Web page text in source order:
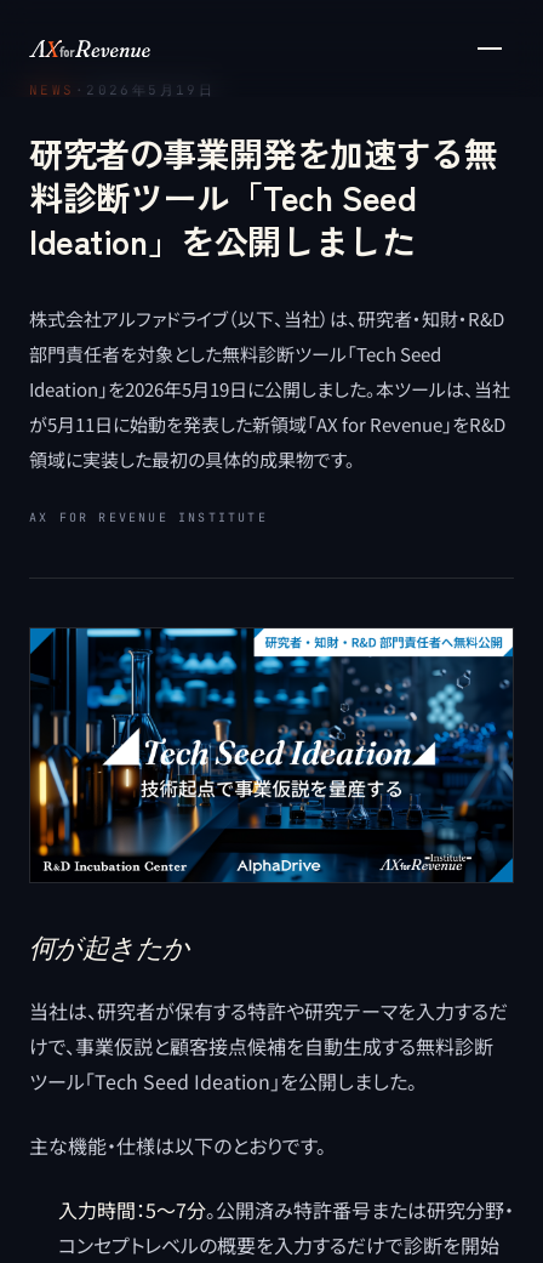
NEWS · 2026年5月19日
研究者の事業開発を加速する無
料診断ツール「Tech Seed
Ideation」を公開しました
株式会社アルファドライブ（以下、当社）は、研究者・知財・R&D
部門責任者を対象とした無料診断ツール「Tech Seed
Ideation」を2026年5月19日に公開しました。本ツールは、当社
が5月11日に始動を発表した新領域「AX for Revenue」をR&D
領域に実装した最初の具体的成果物です。
AX FOR REVENUE INSTITUTE
何が起きたか
当社は、研究者が保有する特許や研究テーマを入力するだ
けで、事業仮説と顧客接点候補を自動生成する無料診断
ツール「Tech Seed Ideation」を公開しました。
主な機能・仕様は以下のとおりです。
入力時間：5〜7分。公開済み特許番号または研究分野・
コンセプトレベルの概要を入力するだけで診断を開始